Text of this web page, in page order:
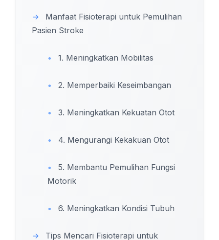
→
Manfaat Fisioterapi untuk Pemulihan
Pasien Stroke
• 1. Meningkatkan Mobilitas
• 2. Memperbaiki Keseimbangan
• 3. Meningkatkan Kekuatan Otot
• 4. Mengurangi Kekakuan Otot
•
5. Membantu Pemulihan Fungsi
Motorik
• 6. Meningkatkan Kondisi Tubuh
→
Tips Mencari Fisioterapi untuk